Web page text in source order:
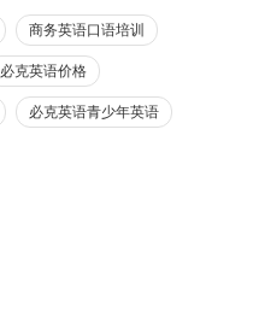
商务英语口语培训
必克英语价格
必克英语青少年英语